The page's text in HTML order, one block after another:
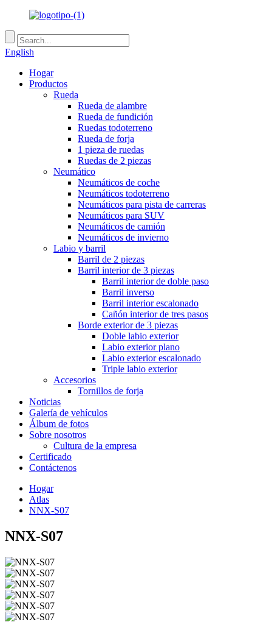
English
Hogar
Productos
Rueda
Rueda de alambre
Rueda de fundición
Ruedas todoterreno
Rueda de forja
1 pieza de ruedas
Ruedas de 2 piezas
Neumático
Neumáticos de coche
Neumáticos todoterreno
Neumáticos para pista de carreras
Neumáticos para SUV
Neumáticos de camión
Neumáticos de invierno
Labio y barril
Barril de 2 piezas
Barril interior de 3 piezas
Barril interior de doble paso
Barril inverso
Barril interior escalonado
Cañón interior de tres pasos
Borde exterior de 3 piezas
Doble labio exterior
Labio exterior plano
Labio exterior escalonado
Triple labio exterior
Accesorios
Tornillos de forja
Noticias
Galería de vehículos
Álbum de fotos
Sobre nosotros
Cultura de la empresa
Certificado
Contáctenos
Hogar
Atlas
NNX-S07
NNX-S07